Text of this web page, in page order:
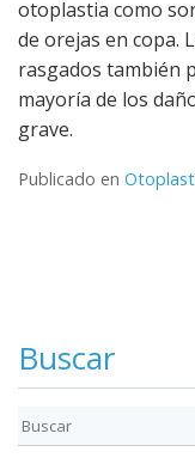
otoplastia como
de orejas en copa.
rasgados también
mayoría de los
grave.
Publicado en
Buscar